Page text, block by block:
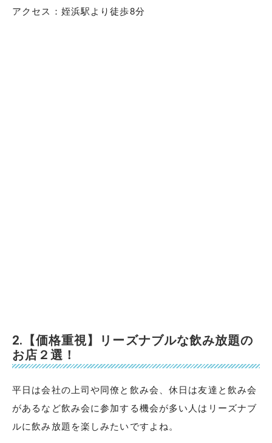
アクセス：姪浜駅より徒歩8分
2.【価格重視】リーズナブルな飲み放題の
お店２選！
平日は会社の上司や同僚と飲み会、休日は友達と飲み会
があるなど飲み会に参加する機会が多い人はリーズナブ
ルに飲み放題を楽しみたいですよね。